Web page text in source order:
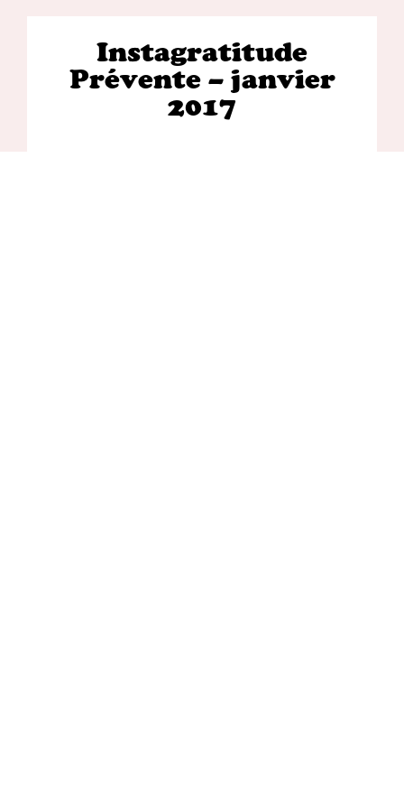
Instagratitude
Prévente – janvier
2017